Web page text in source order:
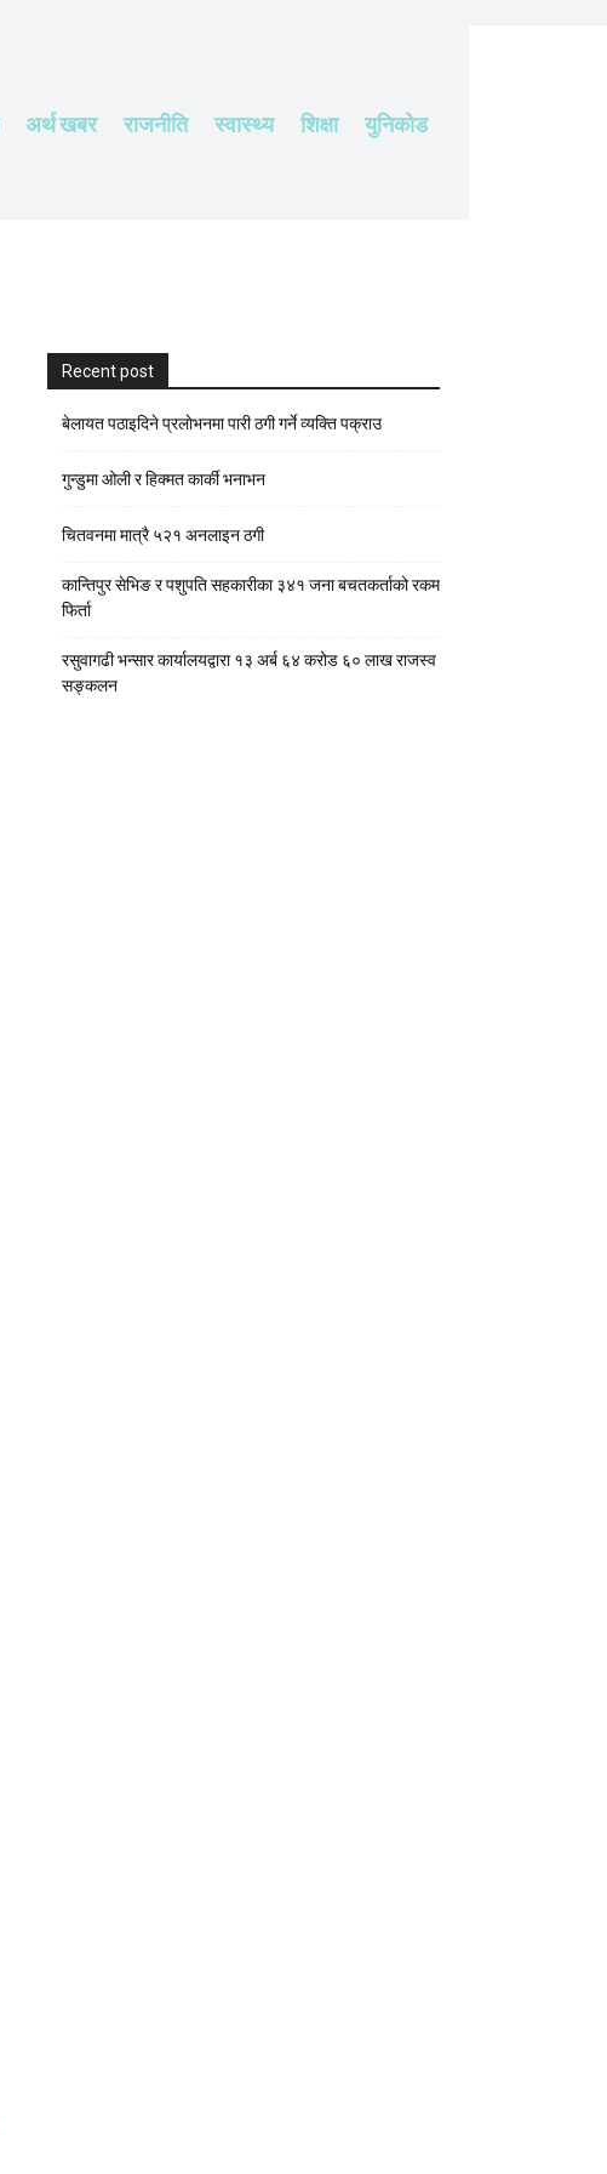
अर्थ खबर राजनीति स्वास्थ्य शिक्षा युनिकोड
Recent post
बेलायत पठाइदिने प्रलाेभनमा पारी ठगी गर्ने व्यक्ति पक्राउ
गुन्डुमा ओली र हिक्मत कार्की भनाभन
चितवनमा मात्रै ५२१ अनलाइन ठगी
कान्तिपुर सेभिङ र पशुपति सहकारीका ३४१ जना बचतकर्ताको रकम
फिर्ता
रसुवागढी भन्सार कार्यालयद्वारा १३ अर्ब ६४ करोड ६० लाख राजस्व
सङ्कलन